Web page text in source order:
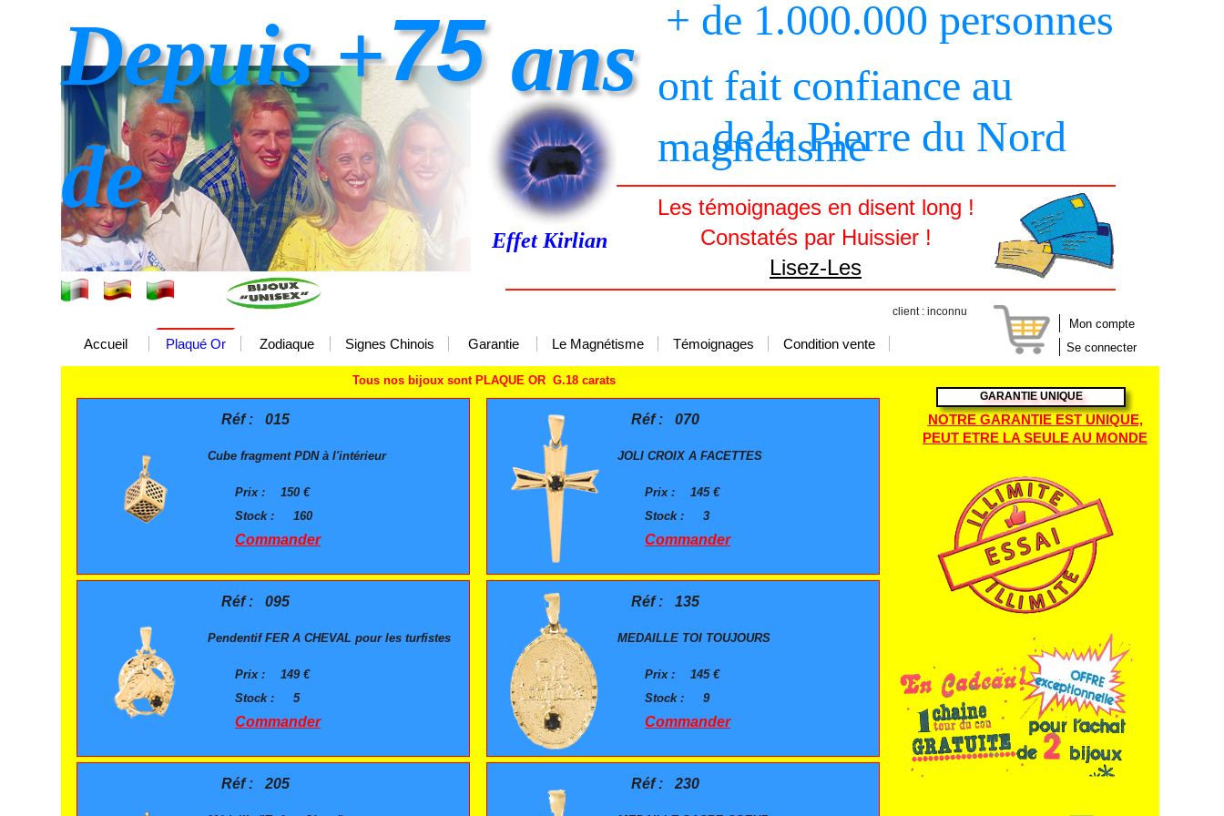
Effet Kirlian
Les témoignages en disent long !
Constatés par Huissier !
Lisez-Les
Mon compte
Se connecter
client : inconnu
ans
Accueil Plaqué Or Zodiaque Signes Chinois Garantie Le Magnétisme Témoignages Condition vente
75 + de 1.000.000 personnes
de la Pierre du Nord
ont fait confiance au
magnétisme
Depuis +
de
Tous nos bijoux sont PLAQUE OR G.18 carats
Réf : 015
Cube fragment PDN à l'intérieur
Prix :
150 €
Stock :
160
Commander
Réf : 070
JOLI CROIX A FACETTES
Prix :
145 €
Stock :
3
Commander
Réf : 095
Pendentif FER A CHEVAL pour les turfistes
Prix :
149 €
Stock :
5
Commander
Réf : 135
MEDAILLE TOI TOUJOURS
Prix :
145 €
Stock :
9
Commander
Réf : 205 Réf : 230
GARANTIE UNIQUE
NOTRE GARANTIE EST UNIQUE,
PEUT ETRE LA SEULE AU MONDE